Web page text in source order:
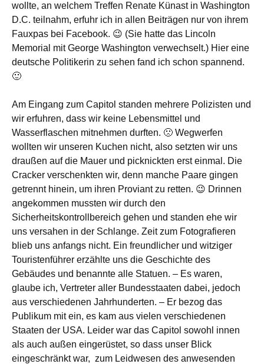
wollte, an welchem Treffen Renate Künast in Washington
D.C. teilnahm, erfuhr ich in allen Beiträgen nur von ihrem
Fauxpas bei Facebook. 😉 (Sie hatte das Lincoln
Memorial mit George Washington verwechselt.) Hier eine
deutsche Politikerin zu sehen fand ich schon spannend.
🙂
Am Eingang zum Capitol standen mehrere Polizisten und
wir erfuhren, dass wir keine Lebensmittel und
Wasserflaschen mitnehmen durften. 🙁 Wegwerfen
wollten wir unseren Kuchen nicht, also setzten wir uns
draußen auf die Mauer und picknickten erst einmal. Die
Cracker verschenkten wir, denn manche Paare gingen
getrennt hinein, um ihren Proviant zu retten. 😉 Drinnen
angekommen mussten wir durch den
Sicherheitskontrollbereich gehen und standen ehe wir
uns versahen in der Schlange. Zeit zum Fotografieren
blieb uns anfangs nicht. Ein freundlicher und witziger
Touristenführer erzählte uns die Geschichte des
Gebäudes und benannte alle Statuen. – Es waren,
glaube ich, Vertreter aller Bundesstaaten dabei, jedoch
aus verschiedenen Jahrhunderten. – Er bezog das
Publikum mit ein, es kam aus vielen verschiedenen
Staaten der USA. Leider war das Capitol sowohl innen
als auch außen eingerüstet, so dass unser Blick
eingeschränkt war, zum Leidwesen des anwesenden